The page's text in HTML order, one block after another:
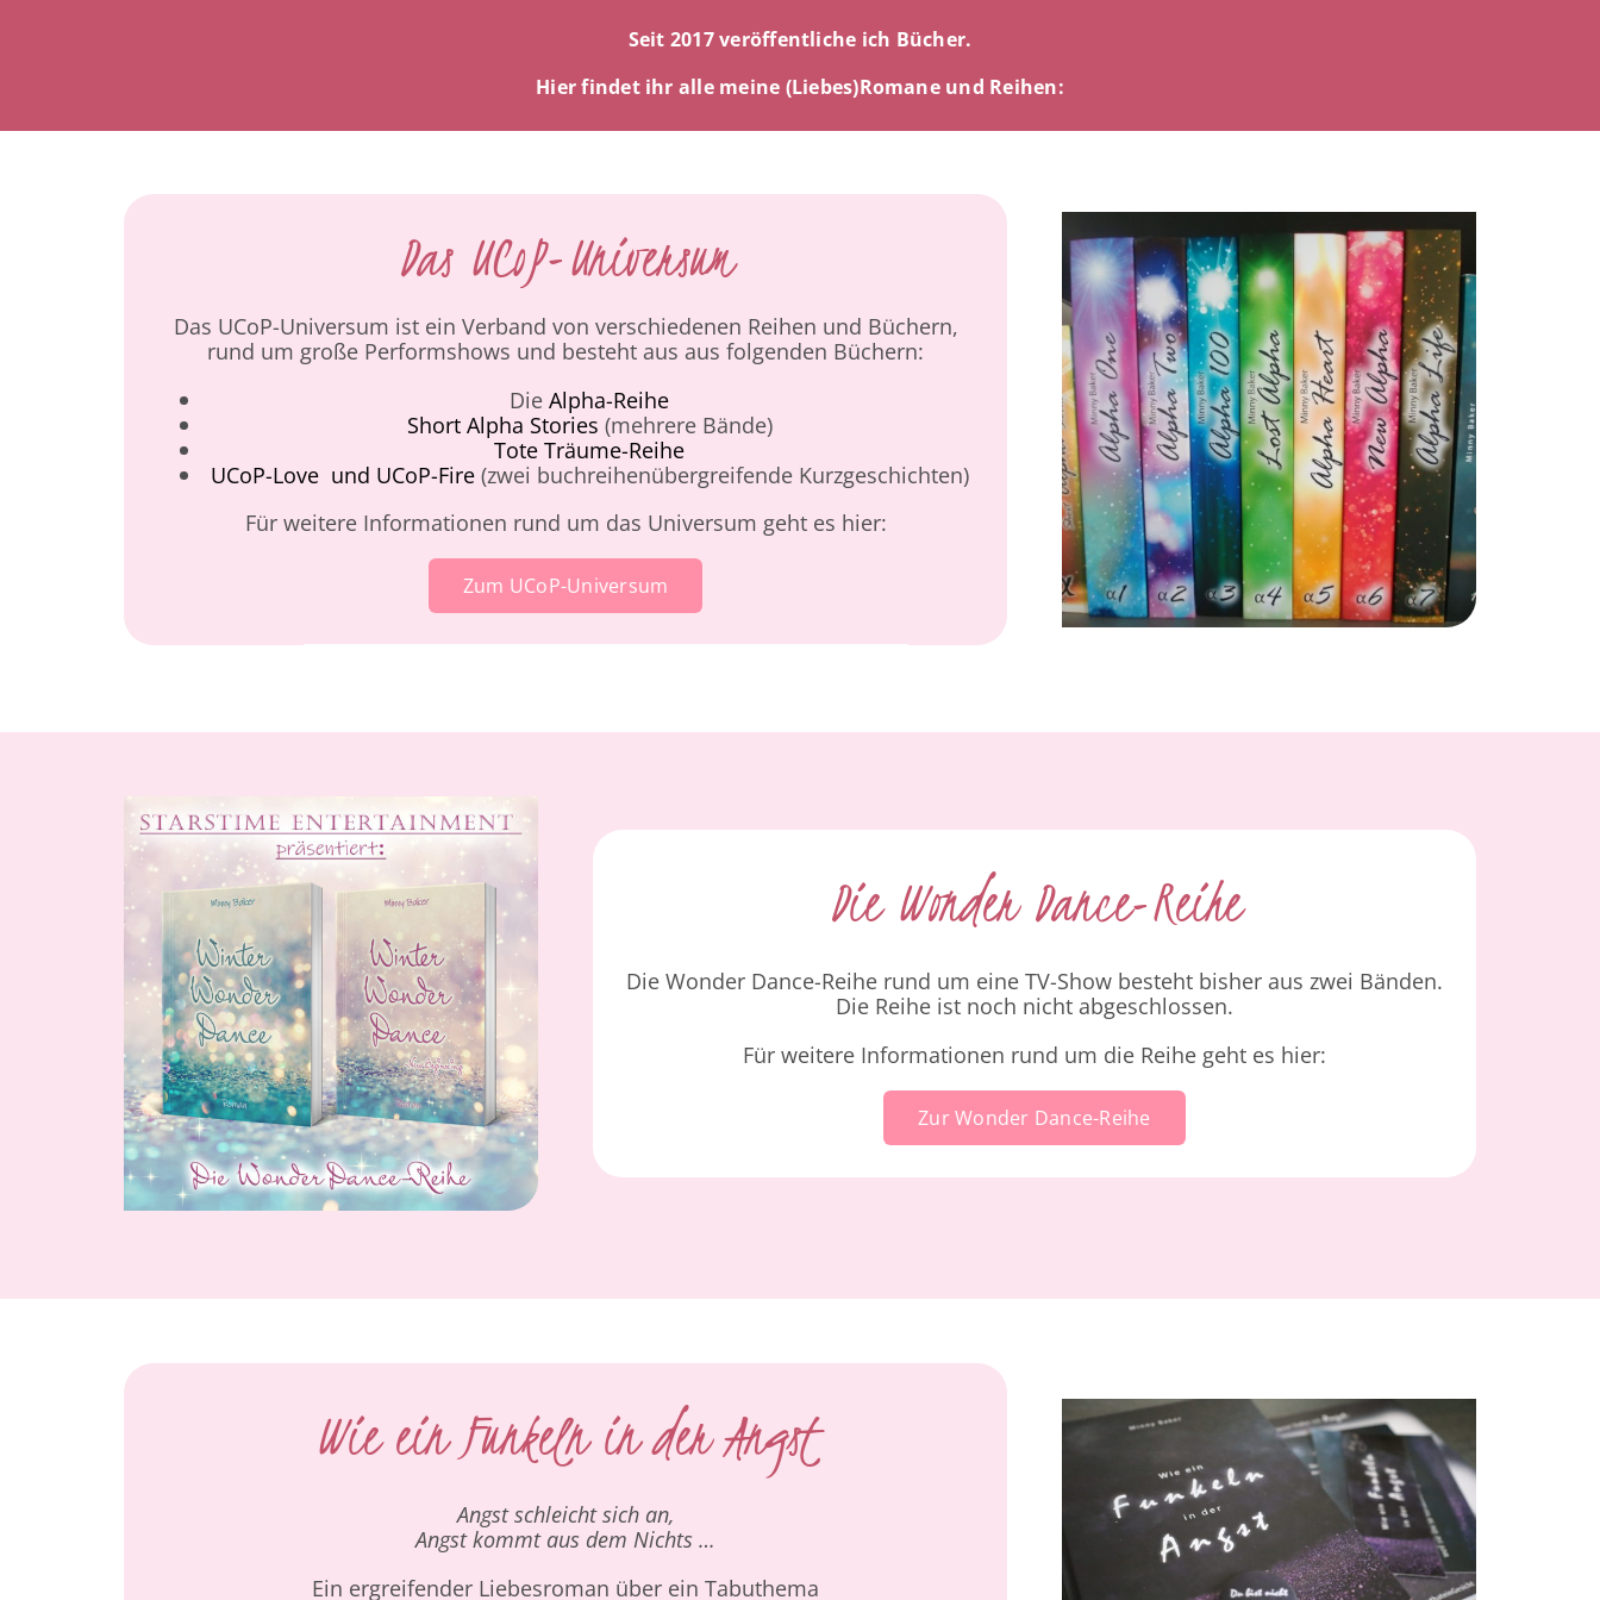
Seit 2017 veröffentliche ich Bücher.
Hier findet ihr alle meine (Liebes)Romane und Reihen:
Das UCoP-Universum
Das UCoP-Universum ist ein Verband von verschiedenen Reihen und Büchern,
rund um große Performshows und besteht aus aus folgenden Büchern:
DieAlpha-Reihe
Short Alpha Stories (mehrere Bände)
Tote Träume-Reihe
UCoP-Love und UCoP-Fire(zwei buchreihenübergreifende Kurzgeschichten)
Für weitere Informationen rund um das Universum geht es hier:
Zum UCoP-Universum
Die Wonder Dance-Reihe
Die Wonder Dance-Reihe rund um eine TV-Show besteht bisher aus zwei Bänden.
Die Reihe ist noch nicht abgeschlossen.
Für weitere Informationen rund um die Reihe geht es hier:
Zur Wonder Dance-Reihe
Wie ein Funkeln in der Angst
Angst schleicht sich an,
Angst kommt aus dem Nichts …
Ein ergreifender Liebesroman über ein Tabuthema